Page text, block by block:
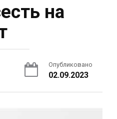
на
Опубликовано
02.09.2023